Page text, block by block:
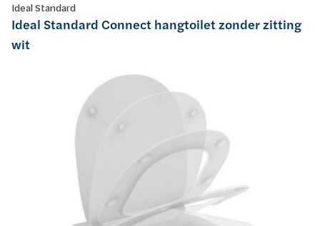
Ideal Standard
Ideal Standard Connect hangtoilet zonder zitting
wit